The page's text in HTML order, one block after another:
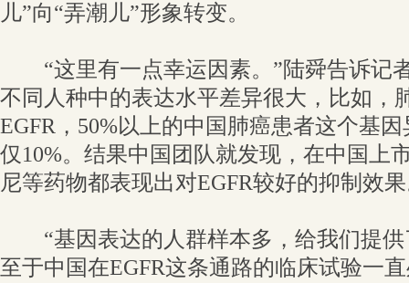
儿”向“弄潮儿”形象转变。
“这里有一点幸运因素。”陆舜告诉记
不同人种中的表达水平差异很大，比如
EGFR，50%以上的中国肺癌患者这个基
仅10%。结果中国团队就发现，在中国上
尼等药物都表现出对EGFR较好的抑制效
“基因表达的人群样本多，给我们提供
至于中国在EGFR这条通路的临床试验一